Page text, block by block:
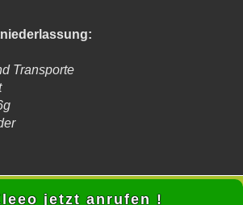
jetzt anrufen !
Transporte
Transporte 2023 - Autor: Kevin Grandt -